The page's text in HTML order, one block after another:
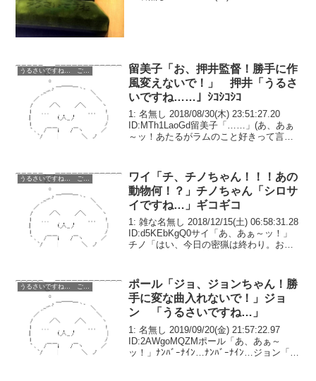
留美子「お、押井監督！勝手に作
風変えないで！」 押井「うるさ
いですね……」ｼｺｼｺｼｺ
1: 名無し 2018/08/30(木) 23:51:27.20
ID:MTh1LaoGd留美子「……」(あ、あぁ
～ッ！あたるがラムのこと好きって言っ
わり。お疲れ様で...
ワイ「チ、チノちゃん！！！あの
動物何！？」チノちゃん「シロサ
イですね…」ギコギコ
1: 雑な名無し 2018/12/15(土) 06:58:31.28
ID:d5KEbKgQ0サイ「あ、あぁ～ッ！」
チノ「はい、今日の密猟は終わり。お疲
前、念願のアフリカ...
ポール「ジョ、ジョンちゃん！勝
手に変な曲入れないで！」ジョ
ン 「うるさいですね…」
1: 名無し 2019/09/20(金) 21:57:22.97
ID:2AWgoMQZMポール「あ、あぁ～
ッ！」ﾅﾝﾊﾞｰﾅｲﾝ…ﾅﾝﾊﾞｰﾅｲﾝ…ジョン「は